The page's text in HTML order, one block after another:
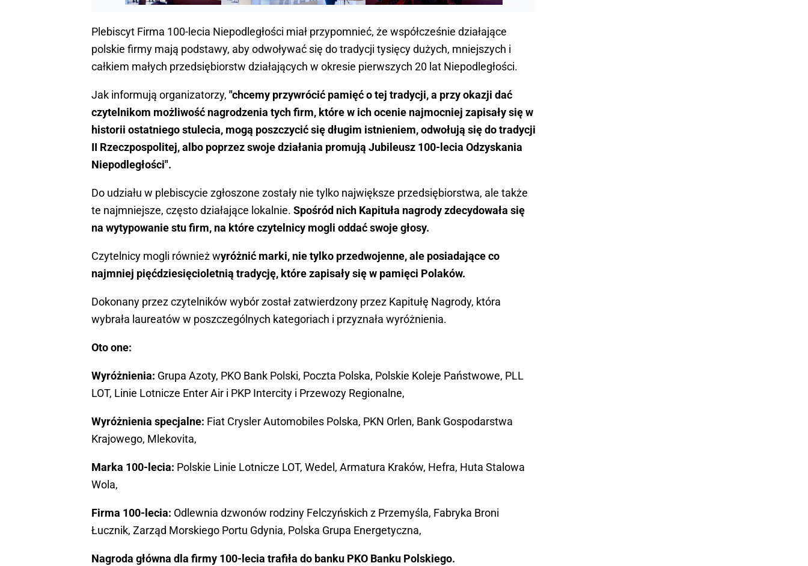
Plebiscyt Firma 100-lecia Niepodległości miał przypomnieć, że współcześnie działające
polskie firmy mają podstawy, aby odwoływać się do tradycji tysięcy dużych, mniejszych i
całkiem małych przedsiębiorstw działających w okresie pierwszych 20 lat Niepodległości.
Jak informują organizatorzy, "chcemy przywrócić pamięć o tej tradycji, a przy okazji dać
czytelnikom możliwość nagrodzenia tych firm, które w ich ocenie najmocniej zapisały się w
historii ostatniego stulecia, mogą poszczycić się długim istnieniem, odwołują się do tradycji
II Rzeczpospolitej, albo poprzez swoje działania promują Jubileusz 100-lecia Odzyskania
Niepodległości".
Do udziału w plebiscycie zgłoszone zostały nie tylko największe przedsiębiorstwa, ale także
te najmniejsze, często działające lokalnie. Spośród nich Kapituła nagrody zdecydowała się
na wytypowanie stu firm, na które czytelnicy mogli oddać swoje głosy.
Czytelnicy mogli również wyróżnić marki, nie tylko przedwojenne, ale posiadające co
najmniej pięćdziesięcioletnią tradycję, które zapisały się w pamięci Polaków.
Dokonany przez czytelników wybór został zatwierdzony przez Kapitułę Nagrody, która
wybrała laureatów w poszczególnych kategoriach i przyznała wyróżnienia.
Oto one:
Wyróżnienia: Grupa Azoty, PKO Bank Polski, Poczta Polska, Polskie Koleje Państwowe, PLL
LOT, Linie Lotnicze Enter Air i PKP Intercity i Przewozy Regionalne,
Wyróżnienia specjalne: Fiat Crysler Automobiles Polska, PKN Orlen, Bank Gospodarstwa
Krajowego, Mlekovita,
Marka 100-lecia: Polskie Linie Lotnicze LOT, Wedel, Armatura Kraków, Hefra, Huta Stalowa
Wola,
Firma 100-lecia: Odlewnia dzwonów rodziny Felczyńskich z Przemyśla, Fabryka Broni
Łucznik, Zarząd Morskiego Portu Gdynia, Polska Grupa Energetyczna,
Nagroda główna dla firmy 100-lecia trafiła do banku PKO Banku Polskiego.